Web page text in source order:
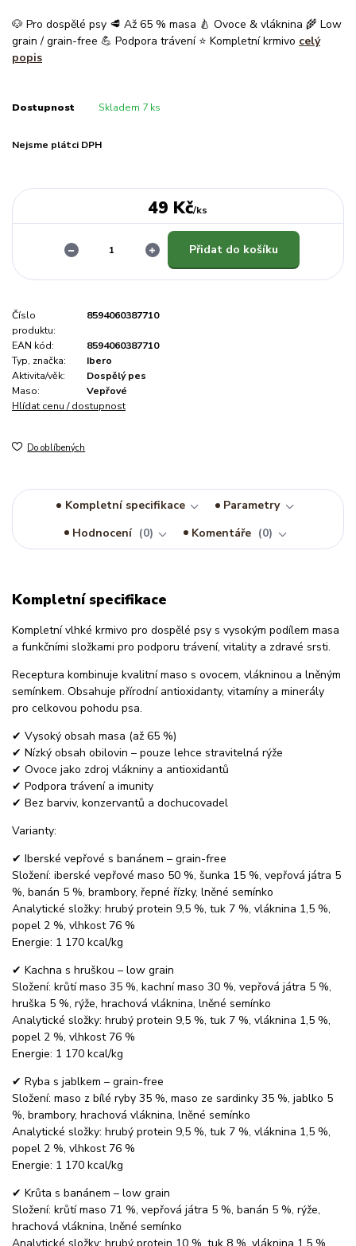
🐶 Pro dospělé psy 🥩 Až 65 % masa 🍐 Ovoce & vláknina 🌾 Low
grain / grain-free 💪 Podpora trávení ⭐ Kompletní krmivo celý
popis
Dostupnost Skladem 7 ks
Nejsme plátci DPH
49 Kč/ks
Přidat do košíku
Číslo
produktu:
8594060387710
EAN kód:
8594060387710
Typ, značka:
Ibero
Aktivita/věk:
Dospělý pes
Maso:
Vepřové
Hlídat cenu / dostupnost
Do oblíbených
Kompletní specifikace
Parametry
Hodnocení
0 Komentáře 0
Kompletní specifikace
Kompletní vlhké krmivo pro dospělé psy s vysokým podílem masa
a funkčními složkami pro podporu trávení, vitality a zdravé srsti.
Receptura kombinuje kvalitní maso s ovocem, vlákninou a lněným
semínkem. Obsahuje přírodní antioxidanty, vitamíny a minerály
pro celkovou pohodu psa.
✔ Vysoký obsah masa (až 65 %)
✔ Nízký obsah obilovin – pouze lehce stravitelná rýže
✔ Ovoce jako zdroj vlákniny a antioxidantů
✔ Podpora trávení a imunity
✔ Bez barviv, konzervantů a dochucovadel
Varianty:
✔ Iberské vepřové s banánem – grain-free
Složení: iberské vepřové maso 50 %, šunka 15 %, vepřová játra 5
%, banán 5 %, brambory, řepné řízky, lněné semínko
Analytické složky: hrubý protein 9,5 %, tuk 7 %, vláknina 1,5 %,
popel 2 %, vlhkost 76 %
Energie: 1 170 kcal/kg
✔ Kachna s hruškou – low grain
Složení: krůtí maso 35 %, kachní maso 30 %, vepřová játra 5 %,
hruška 5 %, rýže, hrachová vláknina, lněné semínko
Analytické složky: hrubý protein 9,5 %, tuk 7 %, vláknina 1,5 %,
popel 2 %, vlhkost 76 %
Energie: 1 170 kcal/kg
✔ Ryba s jablkem – grain-free
Složení: maso z bílé ryby 35 %, maso ze sardinky 35 %, jablko 5
%, brambory, hrachová vláknina, lněné semínko
Analytické složky: hrubý protein 9,5 %, tuk 7 %, vláknina 1,5 %,
popel 2 %, vlhkost 76 %
Energie: 1 170 kcal/kg
✔ Krůta s banánem – low grain
Složení: krůtí maso 71 %, vepřová játra 5 %, banán 5 %, rýže,
hrachová vláknina, lněné semínko